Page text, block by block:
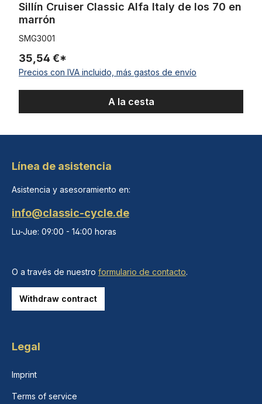
Sillín Cruiser Classic Alfa Italy de los 70 en
marrón
SMG3001
35,54 €*
Precios con IVA incluido, más gastos de envío
A la cesta
Línea de asistencia
Asistencia y asesoramiento en:
info@classic-cycle.de
Lu-Jue: 09:00 - 14:00 horas
O a través de nuestro formulario de contacto.
Withdraw contract
Legal
Imprint
Terms of service